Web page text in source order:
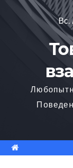
Перейти
содержимому
Вс.